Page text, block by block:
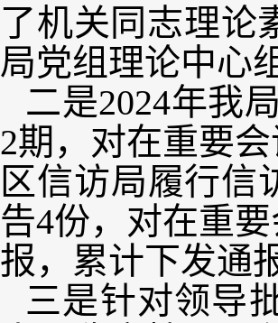
了机关同志理论
局党组理论中心
二是2024年我
2期，对在重要
区信访局履行信
告4份，对在重
报，累计下发通
三是针对领导